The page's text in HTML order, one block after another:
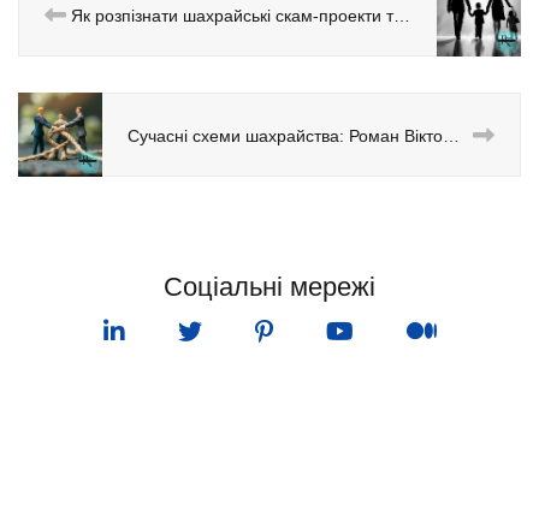
Як розпізнати шахрайські скам-проекти та фінансові піраміди: експертна думка Романа Терещенка
Соціальні мережі